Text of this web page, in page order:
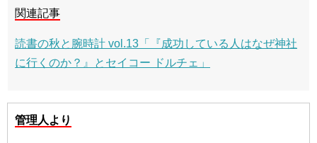
関連記事
読書の秋と腕時計 vol.13「『成功している人はなぜ神社
に行くのか？』とセイコー ドルチェ」
管理人より